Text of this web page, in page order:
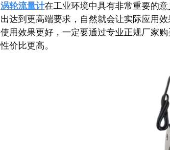
涡轮流量计在工业环境中具有非常重要的
出达到更高端要求，自然就会让实际应用
使用效果更好，一定要通过专业正规厂家
性价比更高。